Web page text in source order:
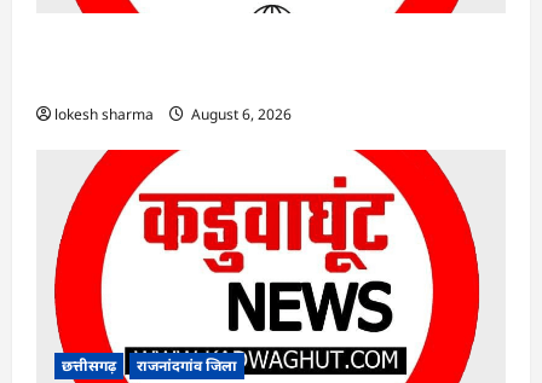
lokesh sharma August 6, 2026
छत्तीसगढ़ राजनांदगांव जिला